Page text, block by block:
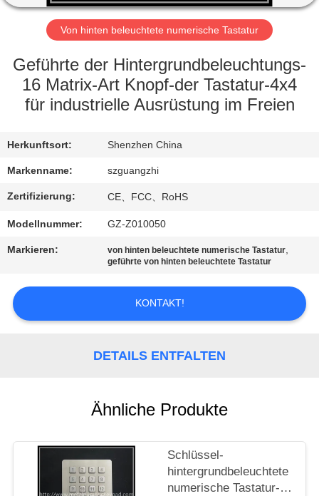
FABRIK-
AUSFLUG
QUALITÄTSKONTROLLE
SIE
MIT
UNS
IN
VERBINDUNG
FORDERN
SIE
PRIVACY
POLICY
Von hinten beleuchtete numerische Tastatur
Geführte der Hintergrundbeleuchtungs-
16 Matrix-Art Knopf-der Tastatur-4x4
für industrielle Ausrüstung im Freien
Herkunftsort: Shenzhen China
Markenname: szguangzhi
Zertifizierung: CE、FCC、RoHS
Modellnummer: GZ-Z010050
Markieren: von hinten beleuchtete numerische Tastatur,
geführte von hinten beleuchtete Tastatur
KONTAKT!
DETAILS ENTFALTEN
Ähnliche Produkte
Schlüssel-
hintergrundbeleuchtete
numerische Tastatur-